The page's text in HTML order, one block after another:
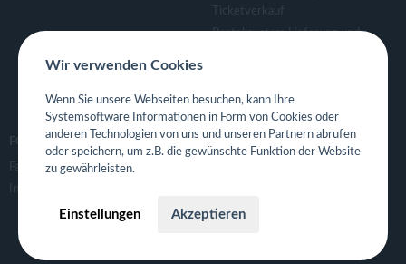
Ticketverkauf
Bestellsystem Lieferung und
Eigene App für Restaurant
FOLGE UNS
Facebook
Instagram
Wir verwenden Cookies
Wenn Sie unsere Webseiten besuchen, kann Ihre
Systemsoftware Informationen in Form von Cookies oder
anderen Technologien von uns und unseren Partnern abrufen
oder speichern, um z.B. die gewünschte Funktion der Website
zu gewährleisten.
Einstellungen Akzeptieren